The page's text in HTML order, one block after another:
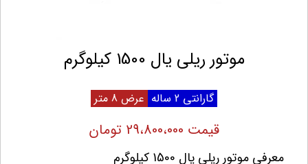
موتور ریلی یال 1500 کیلوگرم
گارانتی 2 ساله عرض 8 متر
قیمت 29،800،000 تومان
معرفی موتور ریلی یال 1500 کیلوگرم